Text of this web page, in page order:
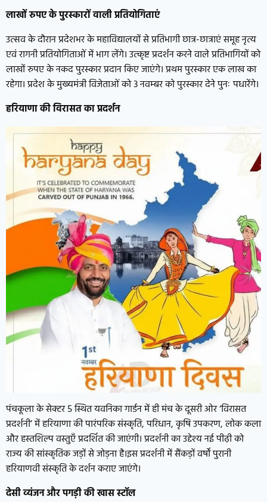
लाखों रुपए के पुरस्कारों वाली प्रतियोगिताएं
उत्सव के दौरान प्रदेशभर के महाविद्यालयों से प्रतिभागी छात्र-छात्राएं समूह नृत्य
एवं रागनी प्रतियोगिताओं में भाग लेंगे। उत्कृष्ट प्रदर्शन करने वाले प्रतिभागियों को
लाखों रुपए के नकद पुरस्कार प्रदान किए जाएंगे। प्रथम पुरस्कार एक लाख का
रहेगा। प्रदेश के मुख्यमंत्री विजेताओं को 3 नवम्बर को पुरस्कार देने पुनः पधारेंगे।
हरियाणा की विरासत का प्रदर्शन
पंचकूला के सेक्टर 5 स्थित यवनिका गार्डन में ही मंच के दूसरी ओर ‘विरासत
प्रदर्शनी’ में हरियाणा की पारंपरिक संस्कृति, परिधान, कृषि उपकरण, लोक कला
और हस्तशिल्प वस्तुएँ प्रदर्शित की जाएंगी। प्रदर्शनी का उद्देश्य नई पीढ़ी को
राज्य की सांस्कृतिक जड़ों से जोड़ना है।इस प्रदर्शनी में सैंकड़ों वर्षों पुरानी
हरियाणवी संस्कृति के दर्शन कराए जाएंगे।
देसी व्यंजन और पगड़ी की खास स्टॉल